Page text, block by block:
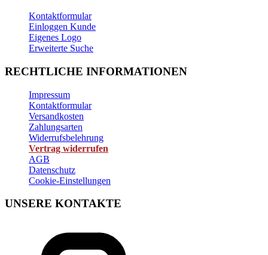
Kontaktformular
Einloggen Kunde
Eigenes Logo
Erweiterte Suche
RECHTLICHE INFORMATIONEN
Impressum
Kontaktformular
Versandkosten
Zahlungsarten
Widerrufsbelehrung
Vertrag widerrufen
AGB
Datenschutz
Cookie-Einstellungen
UNSERE KONTAKTE